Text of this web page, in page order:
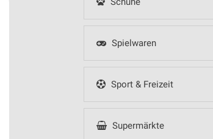
Spielwaren
Sport & Freizeit
Supermärkte